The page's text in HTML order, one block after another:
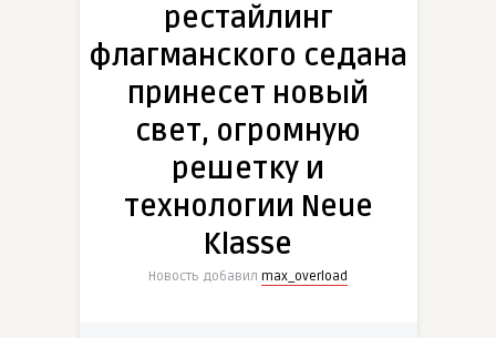
рестайлинг
флагманского седана
принесет новый
свет, огромную
решетку и
технологии Neue
Klasse
Новость добавил max_overload